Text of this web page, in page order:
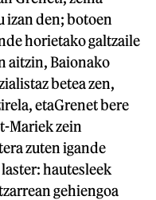
izan den; botoen
horietako galtzaile
aitzin, Baionako
betea zen,
etaGrenet bere
Mariek zein
zuten igande
hautesleek
gehiengoa